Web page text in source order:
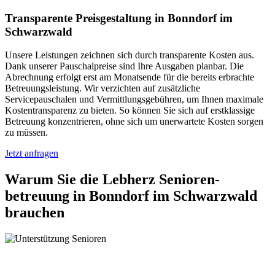
Transparente Preisgestaltung in Bonndorf im
Schwarzwald
Unsere Leistungen zeichnen sich durch transparente Kosten aus.
Dank unserer Pauschalpreise sind Ihre Ausgaben planbar. Die
Abrechnung erfolgt erst am Monatsende für die bereits erbrachte
Betreuungsleistung. Wir verzichten auf zusätzliche
Servicepauschalen und Vermittlungsgebühren, um Ihnen maximale
Kostentransparenz zu bieten. So können Sie sich auf erstklassige
Betreuung konzentrieren, ohne sich um unerwartete Kosten sorgen
zu müssen.
Jetzt anfragen
Warum Sie die Lebherz Senioren­
betreuung in Bonndorf im Schwarzwald
brauchen